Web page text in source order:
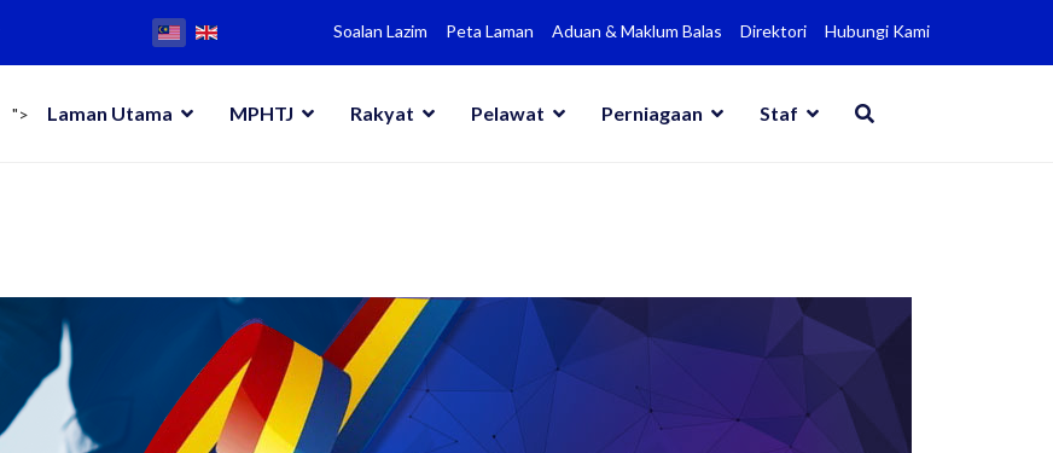
Soalan Lazim Peta Laman Aduan & Maklum Balas Direktori Hubungi Kami
"> Laman Utama MPHTJ Rakyat Pelawat Perniagaan Staf